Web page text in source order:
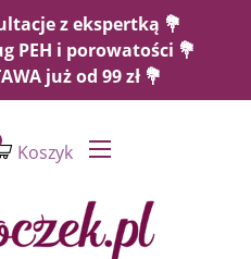
z ekspertką 💐
PEH i porowatości 💐
już od 99 zł 💐
Koszyk